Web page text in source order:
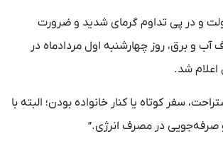
و در پی تداوم گرمای شدید و ضرورت
و برق، روز چهارشنبه اول مردادماه در
اعلام شد.
سفر کوتاه یا کنار خانواده بودن؛ البته با
صرفه‌جویی در مصرف انرژی.”